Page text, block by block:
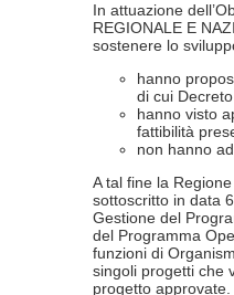
In attuazione
REGIONALE E
sostenere lo
hanno
di cui
hanno visto
fattibilità
non hanno
A tal fine la
sottoscritto in data
Gestione del
del Programma
funzioni di
singoli progetti che
progetto approvate.